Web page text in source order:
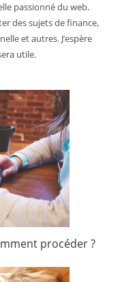
passionné du web.
des sujets de finance,
et autres. J’espère
utile.
procéder ?